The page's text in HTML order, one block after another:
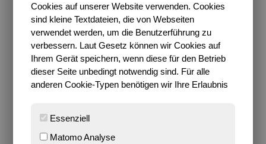
Cookies auf unserer Website verwenden. Cookies
sind kleine Textdateien, die von Webseiten
verwendet werden, um die Benutzerführung zu
verbessern. Laut Gesetz können wir Cookies auf
Ihrem Gerät speichern, wenn diese für den Betrieb
dieser Seite unbedingt notwendig sind. Für alle
anderen Cookie-Typen benötigen wir Ihre Erlaubnis
Essenziell
Matomo Analyse